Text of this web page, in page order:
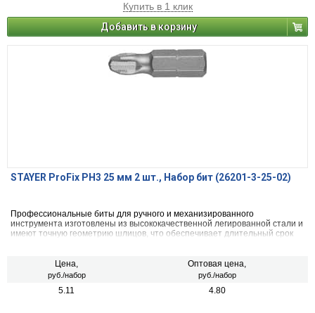
Купить в 1 клик
Добавить в корзину
STAYER ProFix PH3 25 мм 2 шт., Набор бит (26201-3-25-02)
Профессиональные биты для ручного и механизированного
инструмента изготовлены из высококачественной легированной стали и
имеют точную геометрию шлицов, что обеспечивает длительный срок
Цена,
руб./набор
Оптовая цена,
руб./набор
5.11 4.80